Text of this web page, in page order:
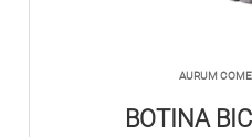
AURUM
BOTINA